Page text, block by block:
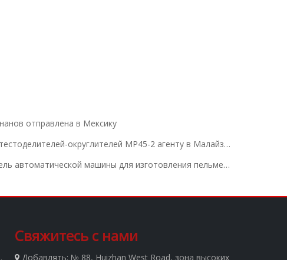
отправлена ​​в Мексику
Доставка 16 комплектов тестоделителей-округлителей MP45-2 агенту в Малайзию.
Jinan Stabake Производитель автоматической машины для изготовления пельменей научит вас навыкам приготовления пельменей, не раскрывая начинку.
продуктов
Свяжитесь с нами
 Добавлять: № 88, Huizhan West Road, зона высоких